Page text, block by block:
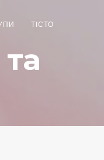
ТІСТО